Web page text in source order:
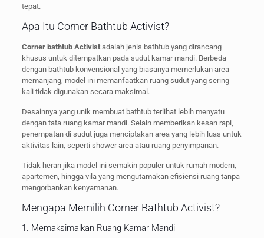
tepat.
Apa Itu Corner Bathtub Activist?
Corner bathtub Activistadalah jenis bathtub yang dirancang
khusus untuk ditempatkan pada sudut kamar mandi. Berbeda
dengan bathtub konvensional yang biasanya memerlukan area
memanjang, model ini memanfaatkan ruang sudut yang sering
kali tidak digunakan secara maksimal.
Desainnya yang unik membuat bathtub terlihat lebih menyatu
dengan tata ruang kamar mandi. Selain memberikan kesan rapi,
penempatan di sudut juga menciptakan area yang lebih luas untuk
aktivitas lain, seperti shower area atau ruang penyimpanan.
Tidak heran jika model ini semakin populer untuk rumah modern,
apartemen, hingga vila yang mengutamakan efisiensi ruang tanpa
mengorbankan kenyamanan.
Mengapa Memilih Corner Bathtub Activist?
1. Memaksimalkan Ruang Kamar Mandi